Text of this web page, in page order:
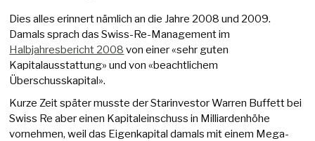
Dies alles erinnert nämlich an die Jahre 2008 und 2009.
Damals sprach das Swiss-Re-Management im
Halbjahresbericht 2008 von einer «sehr guten
Kapitalausstattung» und von «beachtlichem
Überschusskapital».
Kurze Zeit später musste der Starinvestor Warren Buffett bei
Swiss Re aber einen Kapitaleinschuss in Milliardenhöhe
vornehmen, weil das Eigenkapital damals mit einem Mega-